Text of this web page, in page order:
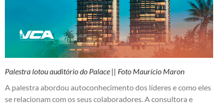
Palestra lotou auditório do Palace || Foto Maurício Maron
A palestra abordou autoconhecimento dos líderes e como eles
se relacionam com os seus colaboradores. A consultora e